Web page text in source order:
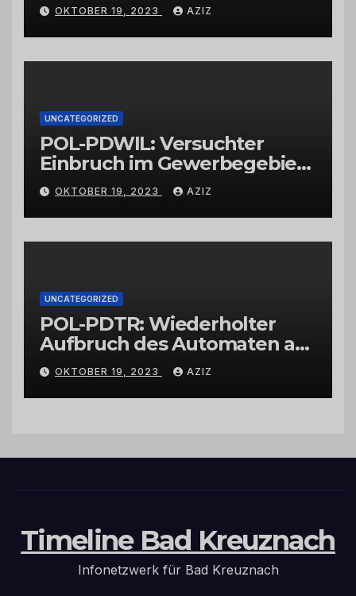
OKTOBER 19, 2023 AZIZ
UNCATEGORIZED
POL-PDWIL: Versuchter
Einbruch im Gewerbegebiet
Wittlich
OKTOBER 19, 2023 AZIZ
UNCATEGORIZED
POL-PDTR: Wiederholter
Aufbruch des Automaten am
Wohnmobilstellplatz in
Hermeskeil am Labachweg
OKTOBER 19, 2023 AZIZ
Timeline Bad Kreuznach
Infonetzwerk für Bad Kreuznach